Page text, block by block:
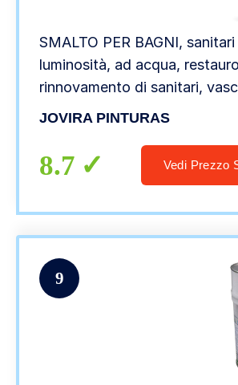
SMALTO PER BAGNI,
luminosità, ad acqua,
rinnovamento di sanitari,
ceramica, piastrelle (750 ml,
JOVIRA PINTURAS
8.7 Vedi Prezzo
9